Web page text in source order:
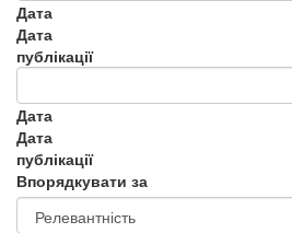
Дата
Дата
публікації
Дата
Дата
публікації
Впорядкувати за